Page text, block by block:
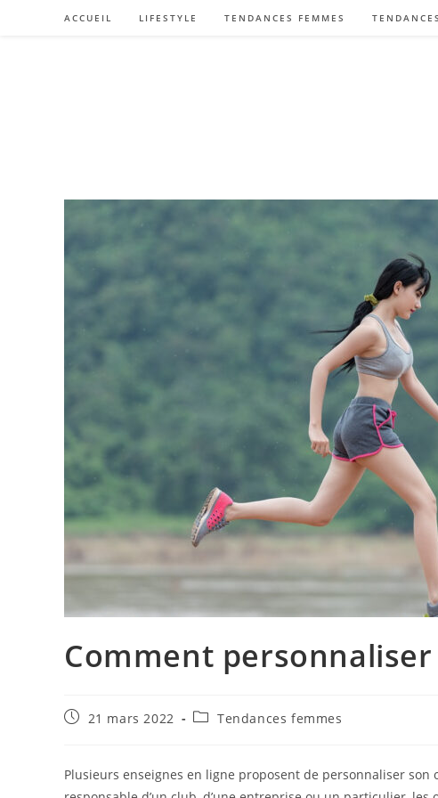
ACCUEIL LIFESTYLE TENDANCES FEMMES
Comment
Publication
21 mars 2022
PostTendances femmes
Plusieurs enseignes en ligne proposent de personnaliser